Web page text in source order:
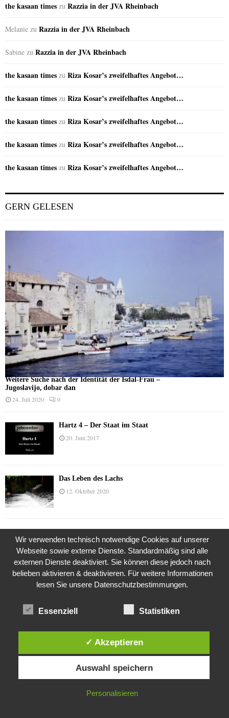
the kasaan times zu Razzia in der JVA Rheinbach
Melanie zu Razzia in der JVA Rheinbach
Sabine zu Razzia in der JVA Rheinbach
the kasaan times zu Riza Kosar’s zweifelhaftes Angebot…
the kasaan times zu Riza Kosar’s zweifelhaftes Angebot…
the kasaan times zu Riza Kosar’s zweifelhaftes Angebot…
the kasaan times zu Riza Kosar’s zweifelhaftes Angebot…
the kasaan times zu Riza Kosar’s zweifelhaftes Angebot…
GERN GELESEN
Weitere Suche nach der Identität der Isdal-Frau –
Jugoslavijo, dobar dan
24. Juli 2020 0
Hartz 4 – Der Staat im Staat
20. Juni 2017
Das Leben des Lachs
12. Oktober 2020
9. Juli 2018
Was ist denn das? -Mars „SOL 735“ Rover Curiosity
Die Brexit-Lüge (1/8 Teil)
Die Straße radikalisiert jeden Tag ein Stückchen
Diese Website verwendet Cookies. Durch die weitere Nutzung dieser
Website stimmst du der Verwendung von Cookies zu.
IN ORDNUNG
Wir verwenden technisch notwendige Cookies auf unserer
Webseite sowie externe Dienste. Standardmäßig sind alle
externen Dienste deaktiviert. Sie können diese jedoch nach
belieben aktivieren & deaktivieren. Für weitere Informationen
lesen Sie unsere Datenschutzbestimmungen.
Essenziell Statistiken
✓ Akzeptieren
Auswahl speichern
Personalisieren